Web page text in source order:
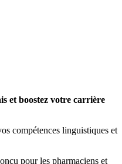
et boostez votre carrière
compétences linguistiques et
pour les pharmaciens et